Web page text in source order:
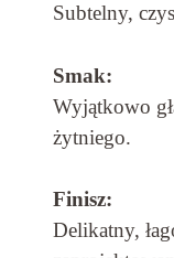
Subtelny,
Smak:
Wyjątkowo
żytniego.
Finisz:
Delikatny,